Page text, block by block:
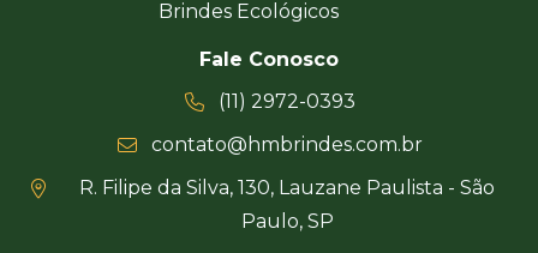
Brindes Ecológicos
Fale Conosco
(11) 2972-0393
contato@hmbrindes.com.br
R. Filipe da Silva, 130, Lauzane Paulista - São
Paulo, SP